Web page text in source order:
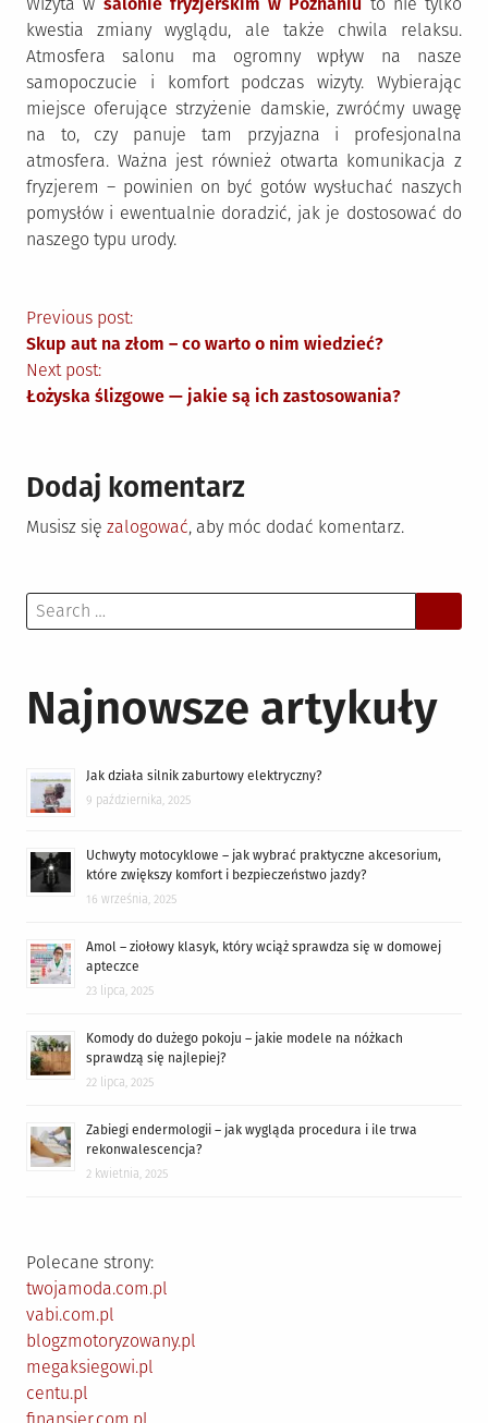
kwestia zmiany wyglądu, ale także chwila relaksu.
Atmosfera salonu ma ogromny wpływ na nasze
samopoczucie i komfort podczas wizyty. Wybierając
miejsce oferujące strzyżenie damskie, zwróćmy uwagę
na to, czy panuje tam przyjazna i profesjonalna
atmosfera. Ważna jest również otwarta komunikacja z
fryzjerem – powinien on być gotów wysłuchać naszych
pomysłów i ewentualnie doradzić, jak je dostosować do
naszego typu urody.
Nawigacja
wpisu
Previous post:
Skup aut na złom – co warto o nim wiedzieć?
Next post:
Łożyska ślizgowe — jakie są ich zastosowania?
Dodaj komentarz
Musisz się zalogować, aby móc dodać komentarz.
Search
for:
Najnowsze artykuły
Jak działa silnik zaburtowy elektryczny?
9 października, 2025
Uchwyty motocyklowe – jak wybrać praktyczne akcesorium,
które zwiększy komfort i bezpieczeństwo jazdy?
16 września, 2025
Amol – ziołowy klasyk, który wciąż sprawdza się w domowej
apteczce
23 lipca, 2025
Komody do dużego pokoju – jakie modele na nóżkach
sprawdzą się najlepiej?
22 lipca, 2025
Zabiegi endermologii – jak wygląda procedura i ile trwa
rekonwalescencja?
2 kwietnia, 2025
Polecane strony:
twojamoda.com.pl
vabi.com.pl
blogzmotoryzowany.pl
megaksiegowi.pl
centu.pl